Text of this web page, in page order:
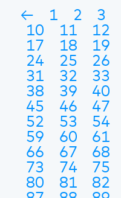
← 1 2 3
10
11 12
17
18 19
24
25 26
31
32 33
38
39 40
45
46 47
52
53 54
59
60 61
66
67 68
73
74 75
80
81 82